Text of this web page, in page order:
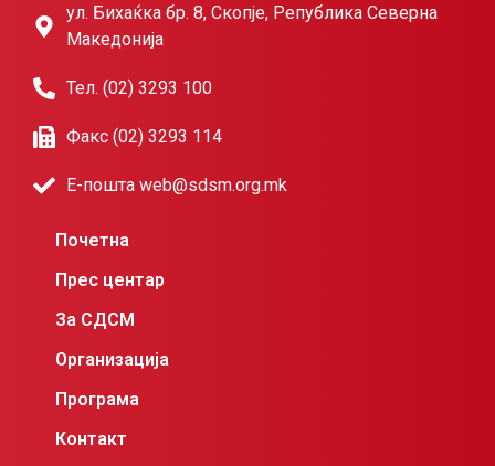
ул. Бихаќка бр. 8, Скопје, Република Северна
Македонија
Тел. (02) 3293 100
Факс (02) 3293 114
Е-пошта web@sdsm.org.mk
Почетна
Прес центар
За СДСМ
Организација
Програма
Контакт